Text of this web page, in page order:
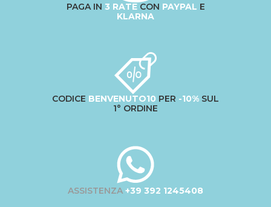
PAGA IN 3 RATECON PAYPAL E
KLARNA
CODICE BENVENUTO10 PER -10% SUL
1° ORDINE
ASSISTENZA +39 392 1245408